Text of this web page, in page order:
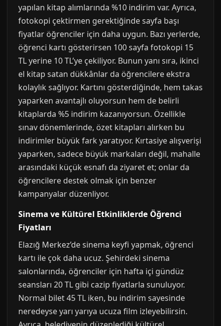
yapılan kitap alımlarında %10 indirim var. Ayrıca,
fotokopi çektirmen gerektiğinde sayfa başı
fiyatlar öğrenciler için daha uygun. Bazı yerlerde,
öğrenci kartı gösterirsen 100 sayfa fotokopi 15
TL yerine 10 TL’ye çekiliyor. Bunun yanı sıra, ikinci
el kitap satan dükkânlar da öğrencilere ekstra
kolaylık sağlıyor. Kartını gösterdiğinde, hem takas
yaparken avantajlı oluyorsun hem de belirli
kitaplarda %5 indirim kazanıyorsun. Özellikle
sınav dönemlerinde, özet kitapları alırken bu
indirimler büyük fark yaratıyor. Kırtasiye alışverişi
yaparken, sadece büyük markaları değil, mahalle
arasındaki küçük esnafı da ziyaret et; onlar da
öğrencilere destek olmak için benzer
kampanyalar düzenliyor.
Sinema ve Kültürel Etkinliklerde Öğrenci
Fiyatları
Elazığ Merkez’de sinema keyfi yapmak, öğrenci
kartı ile çok daha ucuz. Şehirdeki sinema
salonlarında, öğrenciler için hafta içi gündüz
seansları 20 TL gibi cazip fiyatlarla sunuluyor.
Normal bilet 45 TL iken, bu indirim sayesinde
neredeyse yarı yarıya ucuza film izleyebilirsin.